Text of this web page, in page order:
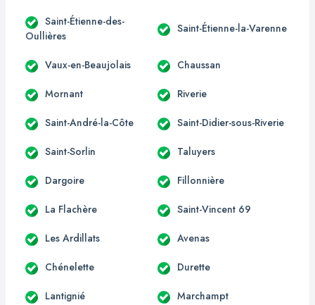
Saint-Étienne-des-
Oullières
Saint-Étienne-la-Varenne
Vaux-en-Beaujolais Chaussan
Mornant Riverie
Saint-André-la-Côte Saint-Didier-sous-Riverie
Saint-Sorlin Taluyers
Dargoire Fillonnière
La Flachère Saint-Vincent 69
Les Ardillats Avenas
Chénelette Durette
Lantignié Marchampt